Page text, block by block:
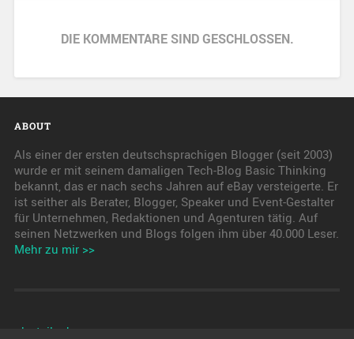
DIE KOMMENTARE SIND GESCHLOSSEN.
ABOUT
Als einer der ersten deutschsprachigen Blogger (seit 2003)
wurde er mit seinem damaligen Tech-Blog Basic Thinking
bekannt, das er nach sechs Jahren auf eBay versteigerte. Er
ist seither als Berater, Blogger, Speaker und Event-Gestalter
für Unternehmen, Redaktionen und Agenturen tätig. Auf
seinen Netzwerken und Blogs folgen ihm über 40.000 Leser.
Mehr zu mir >>
pkwteile.de